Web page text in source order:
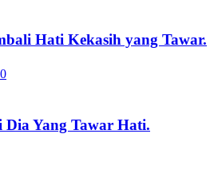
Hati Kekasih yang Tawar.
Dia Yang Tawar Hati.